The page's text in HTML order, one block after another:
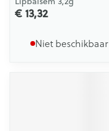
€ 13,32
Niet beschikbaar